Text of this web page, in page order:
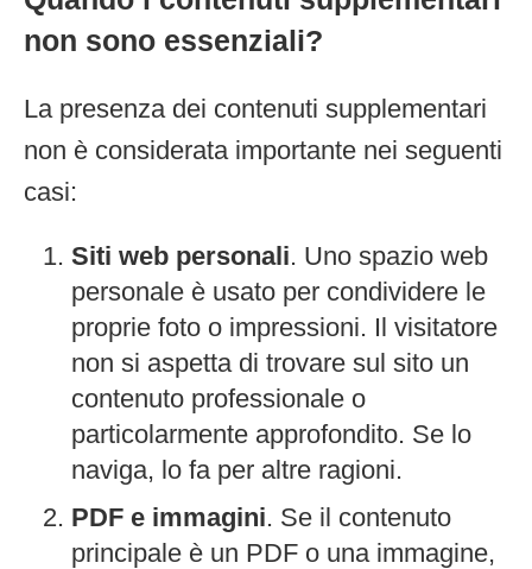
non sono essenziali?
La presenza dei contenuti supplementari
non è considerata importante nei seguenti
casi:
Siti web personali. Uno spazio web
personale è usato per condividere le
proprie foto o impressioni. Il visitatore
non si aspetta di trovare sul sito un
contenuto professionale o
particolarmente approfondito. Se lo
naviga, lo fa per altre ragioni.
PDF e immagini. Se il contenuto
principale è un PDF o una immagine,